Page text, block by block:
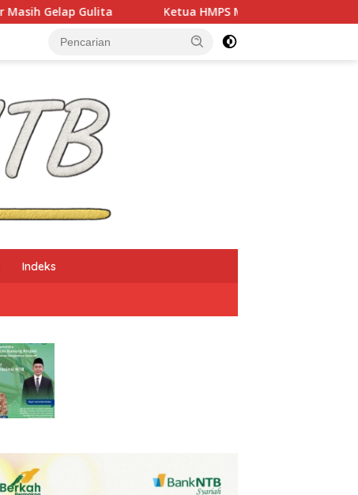
Ketua HMPS Magister PKO UNDIKMA Soroti Ketidaketisan
Indeks